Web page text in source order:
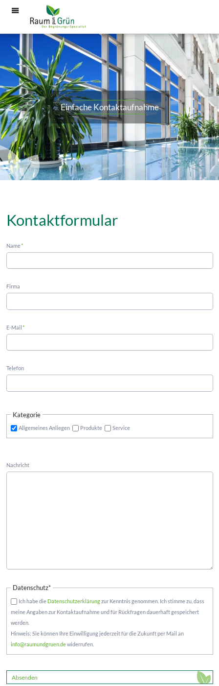
Menü
Einfache Kontaktaufnahme
Kontaktformular
Name*
Firma
E-Mail*
Telefon
Kategorie
Allgemeines Anliegen Produkte Service
Nachricht
Datenschutz*
Ich habe die Daten­schutz­er­klä­rungzur Kennt­nis ge­nom­men. Ich stimme zu, dass
meine An­gaben zur Kontakt­auf­na­hme und für Rück­fra­gen dauer­haft ge­spei­chert
wer­den.
Hin­weis: Sie kön­nen Ihre Ein­wil­li­gung jeder­zeit für die Zu­kunft per Mail an
info@raumundgruen.dewider­rufen.
Absenden